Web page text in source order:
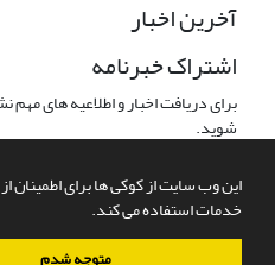
این وب سایت از کوکی ها برای اطمینان از
خدمات استفاده می کند.
متوجه شدم
آخرین اخبار
اشتراک خبرنامه
برای دریافت اخبار و اطلاعیه های
شوید.